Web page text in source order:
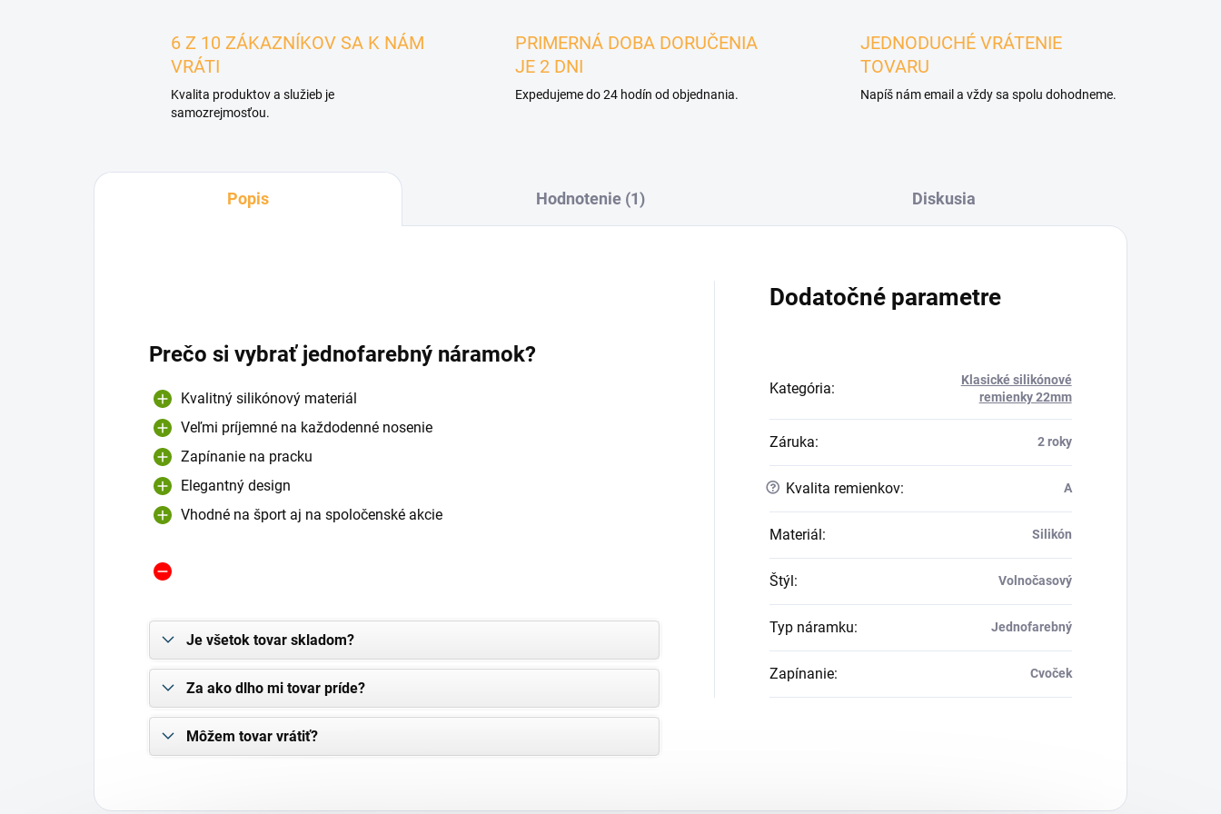
6 Z 10 ZÁKAZNÍKOV SA K NÁM
VRÁTI
Kvalita produktov a služieb je
samozrejmosťou.
PRIMERNÁ DOBA DORUČENIA
JE 2 DNI
Expedujeme do 24 hodín od objednania.
JEDNODUCHÉ VRÁTENIE
TOVARU
Napíš nám email a vždy sa spolu dohodneme.
Popis Hodnotenie (1) Diskusia
Prečo si vybrať jednofarebný náramok?
Kvalitný silikónový materiál
Veľmi príjemné na každodenné nosenie
Zapínanie na pracku
Elegantný design
Vhodné na šport aj na spoločenské akcie
Je všetok tovar skladom?
Za ako dlho mi tovar príde?
Môžem tovar vrátiť?
Dodatočné parametre
Kategória:
Klasické silikónové
remienky 22mm
Záruka: 2 roky
? Kvalita remienkov: A
Materiál: Silikón
Štýl: Volnočasový
Typ náramku: Jednofarebný
Zapínanie: Cvoček